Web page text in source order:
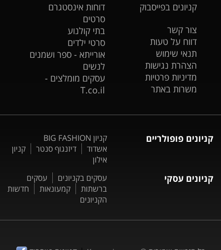
קניונים בפייסבוק
צור קשר
דווח על טעות
תנאי שימוש
הצהרת נגישות
מדיניות פרטיות
משרות באתר
דוחות אינסטגרם
סרטים
בתי קולנוע
סרטי ילדים
אורייתא - ספר ושמנים
לנשים
עסקים מומלצים -
T.co.il
קניונים פופולריים
קניון BIG FASHION
אשדוד
דיזנגוף סנטר
קניון
אילון
קניונים עסקי עסקים בקניונים
עסקים
ברשתות
קמעונאות
חדשות
הקניונים